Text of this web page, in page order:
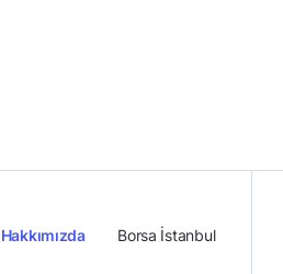
Hakkımızda Borsa İstanbul